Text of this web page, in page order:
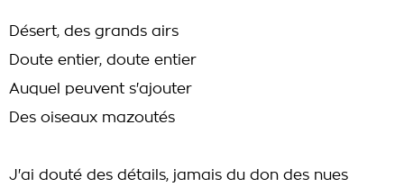
Désert, des grands airs
Doute entier, doute entier
Auquel peuvent s'ajouter
Des oiseaux mazoutés
J'ai douté des détails, jamais du don des nues